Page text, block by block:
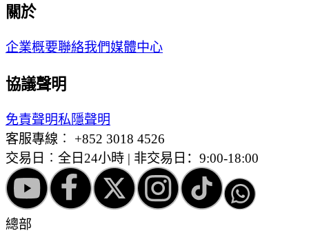
關於
企業概要聯絡我們媒體中心
協議聲明
免責聲明私隱聲明
客服專線︰ +852 3018 4526
交易日︰全日24小時 | 非交易日：9:00-18:00
總部